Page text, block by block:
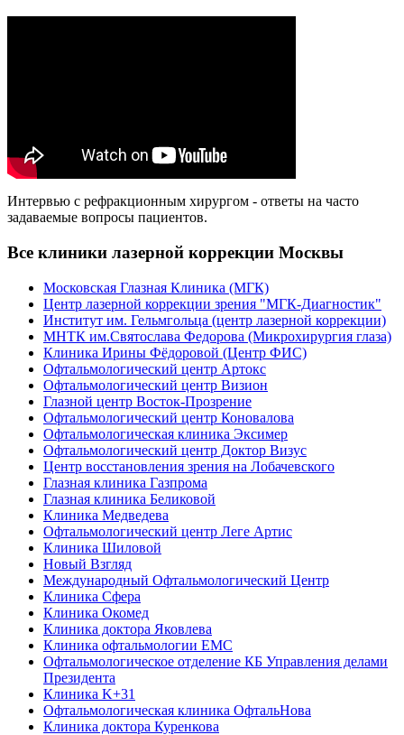
Интервью с рефракционным хирургом - ответы на часто
задаваемые вопросы пациентов.
Все клиники лазерной коррекции Москвы
Московская Глазная Клиника (МГК)
Центр лазерной коррекции зрения "МГК-Диагностик"
Институт им. Гельмгольца (центр лазерной коррекции)
МНТК им.Святослава Федорова (Микрохирургия глаза)
Клиника Ирины Фёдоровой (Центр ФИС)
Офтальмологический центр Артокс
Офтальмологический центр Визион
Глазной центр Восток-Прозрение
Офтальмологический центр Коновалова
Офтальмологическая клиника Эксимер
Офтальмологический центр Доктор Визус
Центр восстановления зрения на Лобачевского
Глазная клиника Газпрома
Глазная клиника Беликовой
Клиника Медведева
Офтальмологический центр Леге Артис
Клиника Шиловой
Новый Взгляд
Международный Офтальмологический Центр
Клиника Сфера
Клиника Окомед
Клиника доктора Яковлева
Клиника офтальмологии ЕМС
Офтальмологическое отделение КБ Управления делами
Президента
Клиника K+31
Офтальмологическая клиника ОфтальНова
Клиника доктора Куренкова